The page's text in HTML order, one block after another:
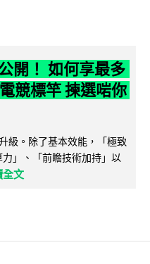
開！ 如何享最多
競標竿 揀選啱你
級。除了基本效能，「極致
」、「前瞻技術加持」以
全文